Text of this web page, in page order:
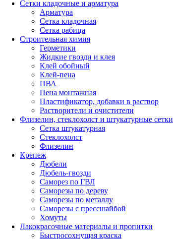
Сетки кладочные и арматура
Арматура
Сетка кладочная
Сетка рабица
Строительная химия
Герметики
Жидкие гвозди и клея
Клей обойный
Клей-пена
ПВА
Пена монтажная
Пластификатор, добавки в раствор
Растворители и очистители
Флизелин, стеклохолст и штукатурные сетки
Сетка штукатурная
Стеклохолст
Флизелин
Крепеж
Дюбели
Дюбель-гвозди
Саморез по ГВЛ
Саморезы по дереву
Саморезы по металлу
Саморезы с прессшайбой
Хомуты
Лакокрасочные материалы и пропитки
Быстросохнущая краска